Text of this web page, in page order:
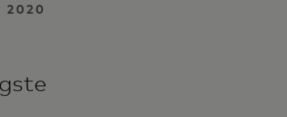
2020